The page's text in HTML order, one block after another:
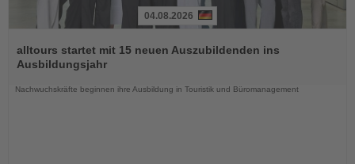
Sie
die
04.08.2026
alltours startet mit 15 neuen Auszubildenden ins
Ausbildungsjahr
Nachwuchskräfte beginnen ihre Ausbildung in Touristik und Büromanagement